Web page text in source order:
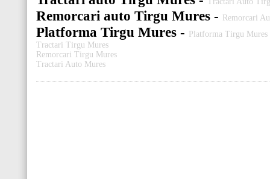
Remorcari auto Tirgu Mures - Remorcari
Platforma Tirgu Mures -
Platforma Tirgu Mures
Tractari Tirgu Mures
Remorcari Tirgu Mures
Tractari Auto Mures